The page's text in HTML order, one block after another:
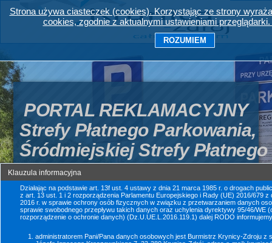
PORTAL REKLAMACYJNY
Strefy Płatnego Parkowania,
Śródmiejskiej Strefy
i Płatnego Parkingu
przy Urzędzie Miejskim
w Krynicy-Zdroju
Klauzula informacyjna
Działając na podstawie art. 13f ust. 4 ustawy z dnia 21 marca 1985 r. o drogach
z art. 13 ust. 1 i 2 rozporządzenia Parlamentu Europejskiego i Rady (UE) 2016/679 z
2016 r. w sprawie ochrony osób fizycznych w związku z przetwarzaniem danych
sprawie swobodnego przepływu takich danych oraz uchylenia dyrektywy 95/46/WE
rozporządzenie o ochronie danych) (Dz.U.UE.L.2016.119.1) dalej RODO
administratorem Pani/Pana danych osobowych jest Burmistrz Krynicy-Zdroju z
Strona używa ciasteczek (cookies). Korzystając ze strony
cookies, zgodnie z aktualnymi ustawieniami
ROZUMIEM